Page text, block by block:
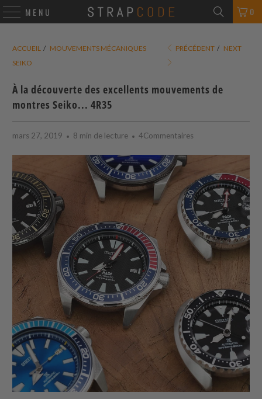
MENU 0
ACCUEIL / MOUVEMENTS MÉCANIQUES
SEIKO
PRÉCÉDENT / NEXT
À la découverte des excellents mouvements de
montres Seiko... 4R35
mars 27, 2019 8 min de lecture 4Commentaires